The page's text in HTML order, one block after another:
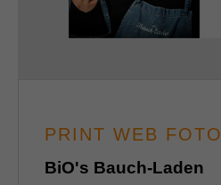
PRINT WEB FOTO
BiO's Bauch-Laden